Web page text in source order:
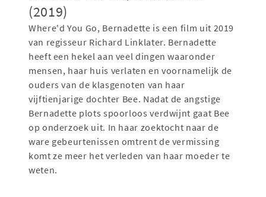
(2019)
Where'd You Go, Bernadette is een film uit 2019
van regisseur Richard Linklater. Bernadette
heeft een hekel aan veel dingen waaronder
mensen, haar huis verlaten en voornamelijk de
ouders van de klasgenoten van haar
vijftienjarige dochter Bee. Nadat de angstige
Bernadette plots spoorloos verdwijnt gaat Bee
op onderzoek uit. In haar zoektocht naar de
ware gebeurtenissen omtrent de vermissing
komt ze meer het verleden van haar moeder te
weten.